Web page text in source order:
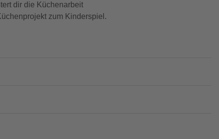
dir die Küchenarbeit
zum Kinderspiel.